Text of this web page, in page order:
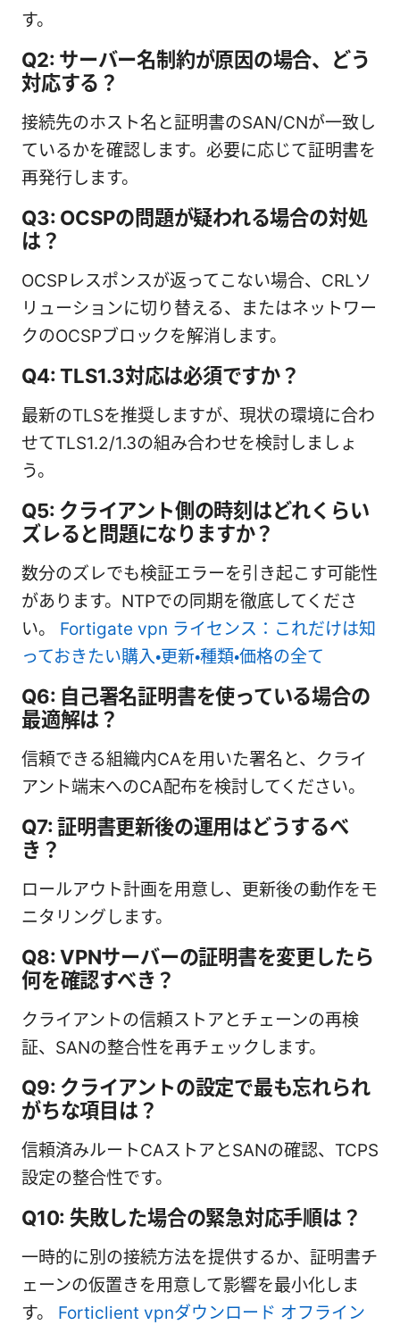
す。
Q2: サーバー名制約が原因の場合、どう
対応する？
接続先のホスト名と証明書のSAN/CNが一致し
ているかを確認します。必要に応じて証明書を
再発行します。
Q3: OCSPの問題が疑われる場合の対処
は？
OCSPレスポンスが返ってこない場合、CRLソ
リューションに切り替える、またはネットワー
クのOCSPブロックを解消します。
Q4: TLS1.3対応は必須ですか？
最新のTLSを推奨しますが、現状の環境に合わ
せてTLS1.2/1.3の組み合わせを検討しましょ
う。
Q5: クライアント側の時刻はどれくらい
ズレると問題になりますか？
数分のズレでも検証エラーを引き起こす可能性
があります。NTPでの同期を徹底してくださ
い。 Fortigate vpn ライセンス：これだけは知
っておきたい購入・更新・種類・価格の全て
Q6: 自己署名証明書を使っている場合の
最適解は？
信頼できる組織内CAを用いた署名と、クライ
アント端末へのCA配布を検討してください。
Q7: 証明書更新後の運用はどうするべ
き？
ロールアウト計画を用意し、更新後の動作をモ
ニタリングします。
Q8: VPNサーバーの証明書を変更したら
何を確認すべき？
クライアントの信頼ストアとチェーンの再検
証、SANの整合性を再チェックします。
Q9: クライアントの設定で最も忘れられ
がちな項目は？
信頼済みルートCAストアとSANの確認、TCPS
設定の整合性です。
Q10: 失敗した場合の緊急対応手順は？
一時的に別の接続方法を提供するか、証明書チ
ェーンの仮置きを用意して影響を最小化しま
す。 Forticlient vpnダウンロード オフライン